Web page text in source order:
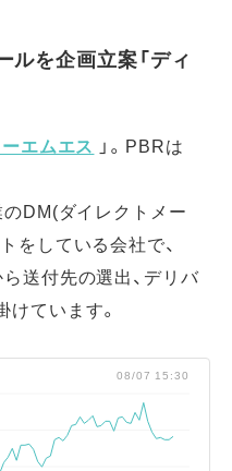
を企画立案「ディ
エムエス 」。PBRは
DM(ダイレクトメー
をしている会社で、
送付先の選出、デリバ
ています。
08/07 15:30